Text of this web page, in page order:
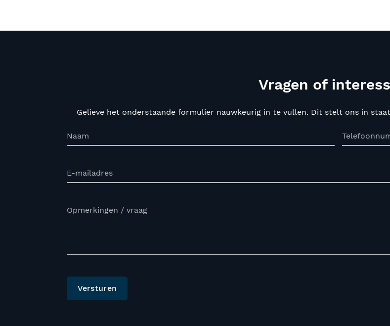
Vragen of
Gelieve het onderstaande formulier nauwkeurig in te vullen. Dit stelt ons in
Naam
E-mailadres
Opmerkingen / vraag
Versturen